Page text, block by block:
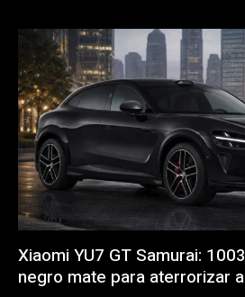
Xiaomi YU7 GT Samurai:
negro mate para aterrorizar